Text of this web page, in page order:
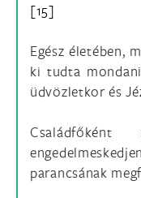
[15]
Egész életében,
ki tudta
üdvözletkor és
parancsának